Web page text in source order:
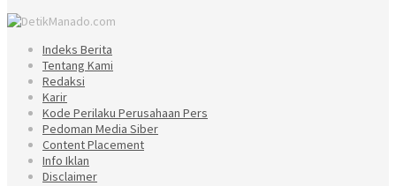
Indeks Berita
Tentang Kami
Redaksi
Karir
Kode Perilaku Perusahaan Pers
Pedoman Media Siber
Content Placement
Info Iklan
Disclaimer